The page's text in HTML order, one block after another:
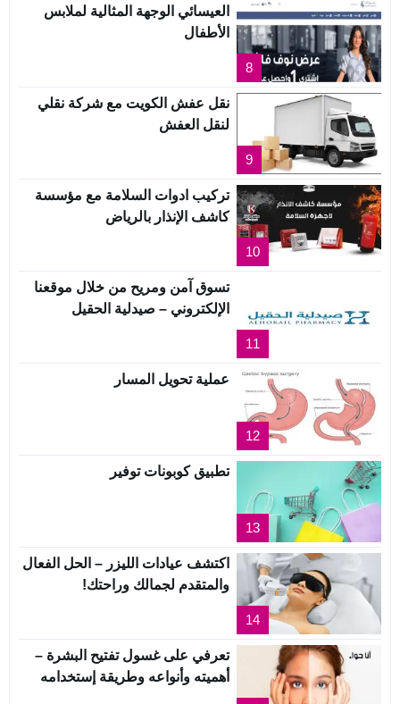
8
العيسائي الوجهة المثالية لملابس
الأطفال
9
نقل عفش الكويت مع شركة نقلي
لنقل العفش
10
تركيب ادوات السلامة مع مؤسسة
كاشف الإنذار بالرياض
11
تسوق آمن ومريح من خلال موقعنا
الإلكتروني – صيدلية الحقيل
12
عملية تحويل المسار
13
تطبيق كوبونات توفير
14
اكتشف عيادات الليزر – الحل الفعال
والمتقدم لجمالك وراحتك!
تعرفي على غسول تفتيح البشرة –
أهميته وأنواعه وطريقة إستخدامه